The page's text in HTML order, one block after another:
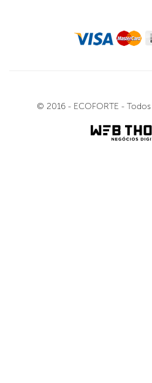
© 2016 - ECOFORTE -